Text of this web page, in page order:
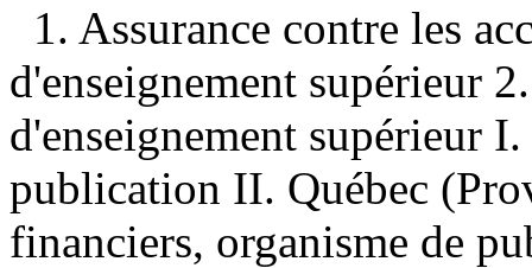
1. Assurance contre les
d'enseignement supérieur
d'enseignement supérieur
publication II. Québec
financiers, organisme de